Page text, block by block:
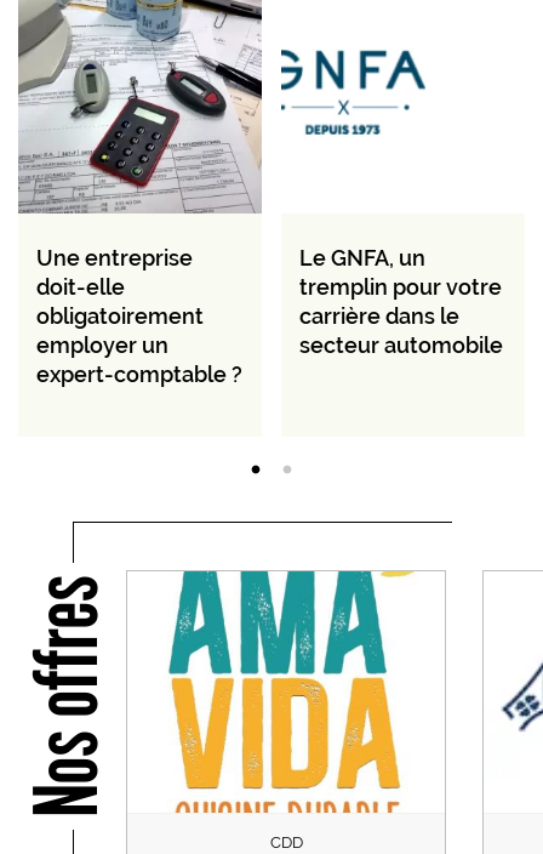
Une entreprise
doit-elle
obligatoirement
employer un
expert-comptable ?
Le GNFA, un
tremplin pour votre
carrière dans le
secteur automobile
Nos offres
CDD